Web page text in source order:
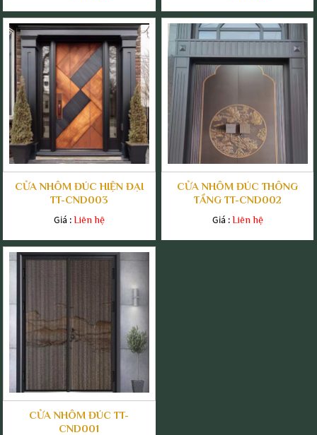
CỬA NHÔM ĐÚC HIỆN ĐẠI
TT-CND003
Giá :Liên hệ
CỬA NHÔM ĐÚC THÔNG
TẦNG TT-CND002
Giá :Liên hệ
CỬA NHÔM ĐÚC TT-
CND001